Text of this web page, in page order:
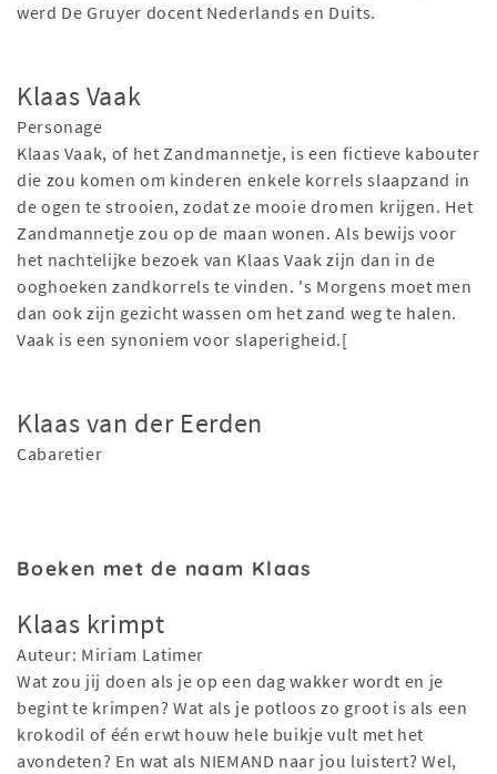
werd De Gruyer docent Nederlands en Duits.
Klaas Vaak
Personage
Klaas Vaak, of het Zandmannetje, is een fictieve kabouter
die zou komen om kinderen enkele korrels slaapzand in
de ogen te strooien, zodat ze mooie dromen krijgen. Het
Zandmannetje zou op de maan wonen. Als bewijs voor
het nachtelijke bezoek van Klaas Vaak zijn dan in de
ooghoeken zandkorrels te vinden. 's Morgens moet men
dan ook zijn gezicht wassen om het zand weg te halen.
Vaak is een synoniem voor slaperigheid.[
Klaas van der Eerden
Cabaretier
Boeken met de naam Klaas
Klaas krimpt
Auteur: Miriam Latimer
Wat zou jij doen als je op een dag wakker wordt en je
begint te krimpen? Wat als je potloos zo groot is als een
krokodil of één erwt houw hele buikje vult met het
avondeten? En wat als NIEMAND naar jou luistert? Wel,